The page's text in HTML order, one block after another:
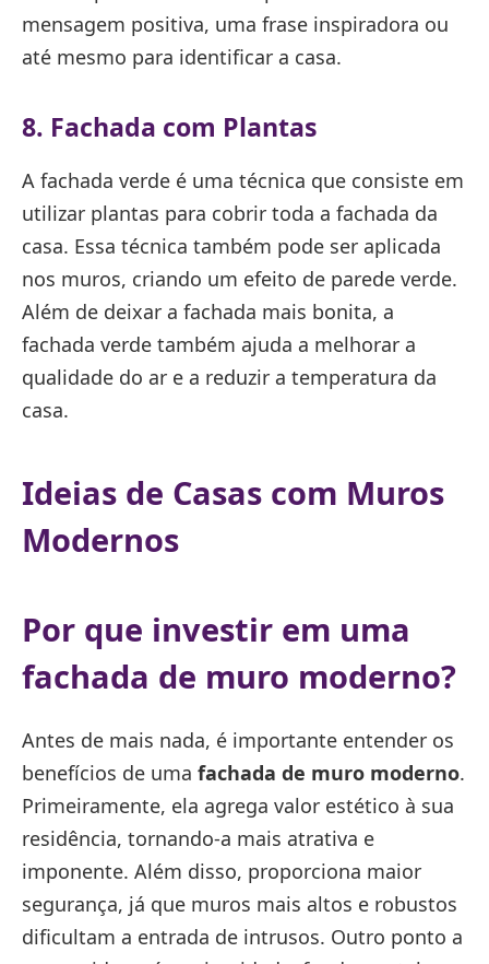
mensagem positiva, uma frase inspiradora ou
até mesmo para identificar a casa.
8. Fachada com Plantas
A fachada verde é uma técnica que consiste em
utilizar plantas para cobrir toda a fachada da
casa. Essa técnica também pode ser aplicada
nos muros, criando um efeito de parede verde.
Além de deixar a fachada mais bonita, a
fachada verde também ajuda a melhorar a
qualidade do ar e a reduzir a temperatura da
casa.
Ideias de Casas com Muros
Modernos
Por que investir em uma
fachada de muro moderno?
Antes de mais nada, é importante entender os
benefícios de uma fachada de muro moderno.
Primeiramente, ela agrega valor estético à sua
residência, tornando-a mais atrativa e
imponente. Além disso, proporciona maior
segurança, já que muros mais altos e robustos
dificultam a entrada de intrusos. Outro ponto a